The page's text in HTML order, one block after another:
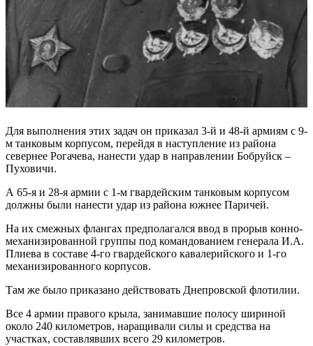
Для выполнения этих задач он приказал 3-й и 48-й армиям с 9-
м танковым корпусом, перейдя в наступление из района
севернее Рогачева, нанести удар в направлении Бобруйск –
Пуховичи.
А 65-я и 28-я армии с 1-м гвардейским танковым корпусом
должны были нанести удар из района южнее Паричей.
На их смежных флангах предполагался ввод в прорыв конно-
механизированной группы под командованием генерала И.А.
Плиева в составе 4-го гвардейского кавалерийского и 1-го
механизированного корпусов.
Там же было приказано действовать Днепровской флотилии.
Все 4 армии правого крыла, занимавшие полосу шириной
около 240 километров, наращивали силы и средства на
участках, составлявших всего 29 километ­ров.